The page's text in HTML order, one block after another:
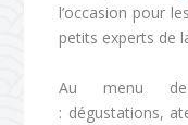
l’occasion pour
petits experts de
Au menu de
: dégustations,